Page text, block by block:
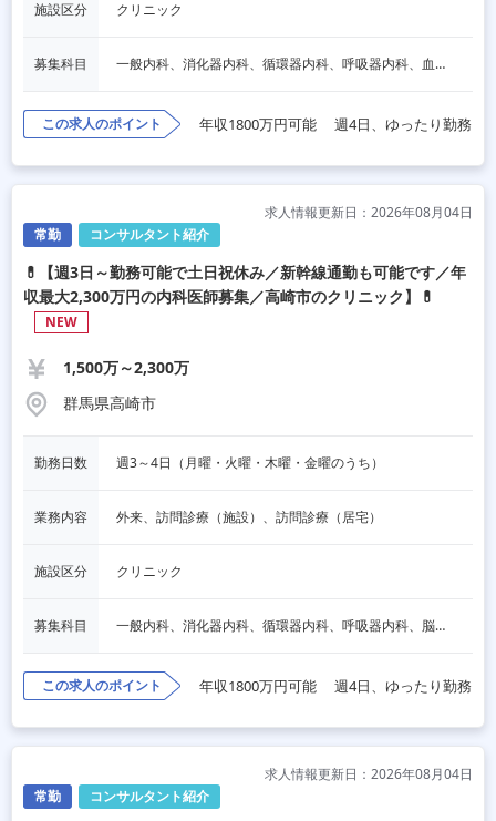
施設区分 クリニック
募集科目 一般内科、消化器内科、循環器内科、呼吸器内科、血液内科、脳神経内科、内分泌内科、老人内科、一般外科、消化器外科、その他
この求人のポイント 年収1800万円可能 週4日、ゆったり勤務
常勤 コンサルタント紹介
求人情報更新日：2026年08月04日
💊【週3日～勤務可能で土日祝休み／新幹線通勤も可能です／年
収最大2,300万円の内科医師募集／高崎市のクリニック】💊
NEW
1,500万～2,300万
群馬県高崎市
勤務日数 週3～4日（月曜・火曜・木曜・金曜のうち）
業務内容 外来、訪問診療（施設）、訪問診療（居宅）
施設区分 クリニック
募集科目 一般内科、消化器内科、循環器内科、呼吸器内科、脳神経内科、内分泌内科、老人内科
この求人のポイント 年収1800万円可能 週4日、ゆったり勤務
常勤 コンサルタント紹介
求人情報更新日：2026年08月04日